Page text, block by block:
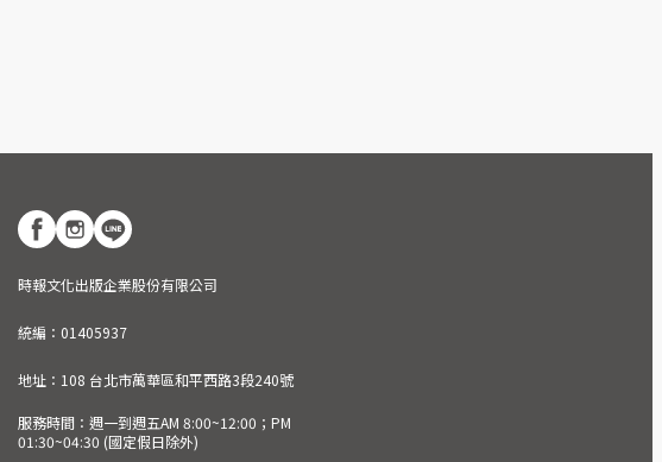
時報文化出版企業股份有限公司
統編：01405937
地址：108 台北市萬華區和平西路3段240號
服務時間：週一到週五AM 8:00~12:00；PM
01:30~04:30 (國定假日除外)